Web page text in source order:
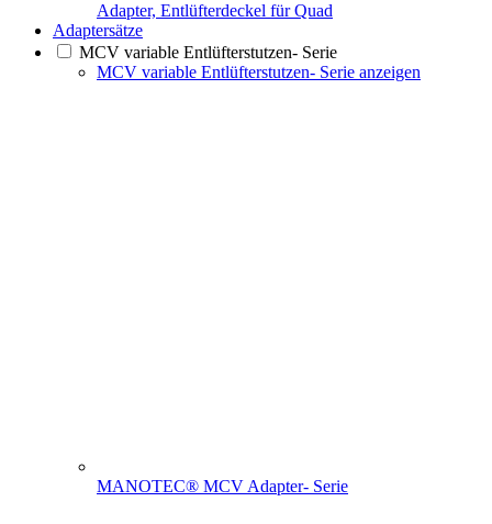
Adapter, Entlüfterdeckel für Quad
Adaptersätze
MCV variable Entlüfterstutzen- Serie
MCV variable Entlüfterstutzen- Serie anzeigen
MANOTEC® MCV Adapter- Serie